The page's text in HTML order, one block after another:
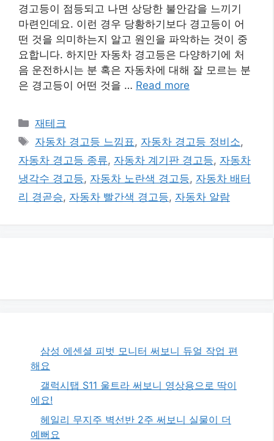
경고등이 점등되고 나면 상당한 불안감을 느끼기
마련인데요. 이런 경우 당황하기보다 경고등이 어
떤 것을 의미하는지 알고 원인을 파악하는 것이 중
요합니다. 하지만 자동차 경고등은 다양하기에 처
음 운전하시는 분 혹은 자동차에 대해 잘 모르는 분
은 경고등이 어떤 것을 … Read more
카
테
고
리
재테크
태
그
자동차 경고등 느낌표 , 자동차 경고등 정비소,
자동차 경고등 종류, 자동차 계기판 경고등, 자동차
냉각수 경고등, 자동차 노란색 경고등, 자동차 배터
리 경곧승, 자동차 빨간색 경고등, 자동차 알람
삼성 에센셜 피벗 모니터 써보니 듀얼 작업 편
해요
갤럭시탭 S11 울트라 써보니 영상용으로 딱이
에요!
헤일리 무지주 벽선반 2주 써보니 실물이 더
예뻐요